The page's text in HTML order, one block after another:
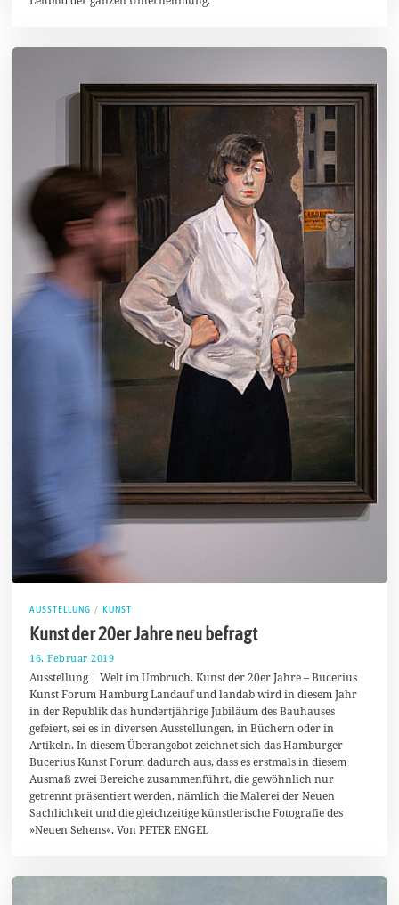
AUSSTELLUNG / KUNST
Kunst der 20er Jahre neu befragt
16. Februar 2019
5
.
F
e
b
u
a
r
2
0
1
9
Ausstellung | Welt im Umbruch. Kunst der 20er Jahre – Bucerius
Kunst Forum Hamburg Landauf und landab wird in diesem Jahr
in der Republik das hundertjährige Jubiläum des Bauhauses
gefeiert, sei es in diversen Ausstellungen, in Büchern oder in
Artikeln. In diesem Überangebot zeichnet sich das Hamburger
Bucerius Kunst Forum dadurch aus, dass es erstmals in diesem
Ausmaß zwei Bereiche zusammenführt, die gewöhnlich nur
getrennt präsentiert werden, nämlich die Malerei der Neuen
Sachlichkeit und die gleichzeitige künstlerische Fotografie des
»Neuen Sehens«. Von PETER ENGEL